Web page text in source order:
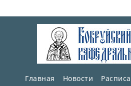
Главная Новости